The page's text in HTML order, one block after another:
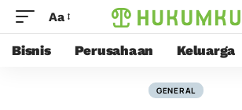
Aa
Bisnis Perusahaan Keluarga
GENERAL